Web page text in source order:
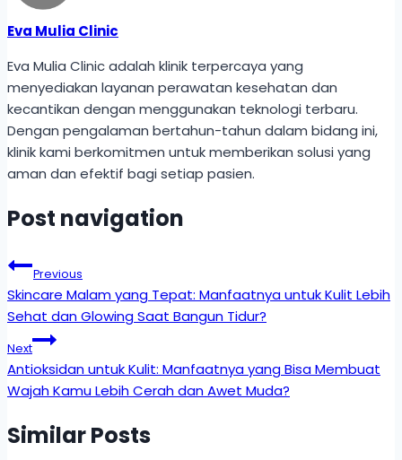
Eva Mulia Clinic
Eva Mulia Clinic adalah klinik terpercaya yang
menyediakan layanan perawatan kesehatan dan
kecantikan dengan menggunakan teknologi terbaru.
Dengan pengalaman bertahun-tahun dalam bidang ini,
klinik kami berkomitmen untuk memberikan solusi yang
aman dan efektif bagi setiap pasien.
Post navigation
Previous
Skincare Malam yang Tepat: Manfaatnya untuk Kulit Lebih
Sehat dan Glowing Saat Bangun Tidur?
Next
Antioksidan untuk Kulit: Manfaatnya yang Bisa Membuat
Wajah Kamu Lebih Cerah dan Awet Muda?
Similar Posts